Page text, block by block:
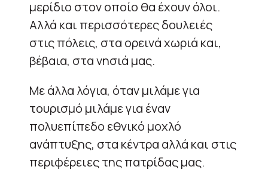
μερίδιο στον οποίο θα έχουν όλοι.
Αλλά και περισσότερες δουλειές
στις πόλεις, στα ορεινά χωριά και,
βέβαια, στα νησιά μας.
Με άλλα λόγια, όταν μιλάμε για
τουρισμό μιλάμε για έναν
πολυεπίπεδο εθνικό μοχλό
ανάπτυξης, στα κέντρα αλλά και στις
περιφέρειες της πατρίδας μας.